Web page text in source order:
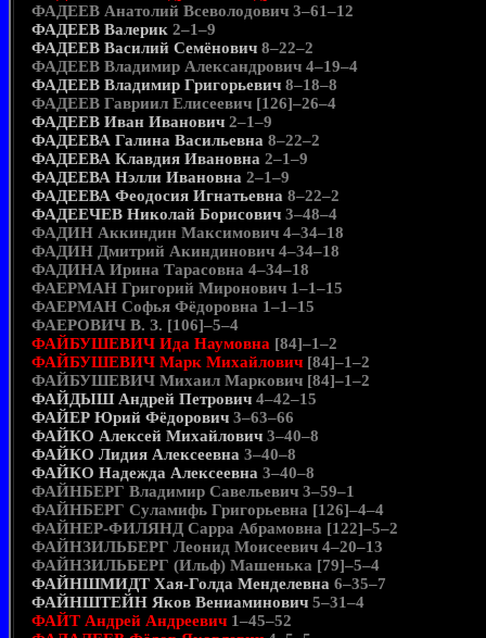
ФАДЕЕВ Анатолий Всеволодович 3–61–12
ФАДЕЕВ Валерик 2–1–9
ФАДЕЕВ Василий Семёнович 8–22–2
ФАДЕЕВ Владимир Александрович 4–19–4
ФАДЕЕВ Владимир Григорьевич 8–18–8
ФАДЕЕВ Гавриил Елисеевич [126]–26–4
ФАДЕЕВ Иван Иванович 2–1–9
ФАДЕЕВА Галина Васильевна 8–22–2
ФАДЕЕВА Клавдия Ивановна 2–1–9
ФАДЕЕВА Нэлли Ивановна 2–1–9
ФАДЕЕВА Феодосия Игнатьевна 8–22–2
ФАДЕЕЧЕВ Николай Борисович 3–48–4
ФАДИН Аккиндин Максимович 4–34–18
ФАДИН Дмитрий Акиндинович 4–34–18
ФАДИНА Ирина Тарасовна 4–34–18
ФАЕРМАН Григорий Миронович 1–1–15
ФАЕРМАН Софья Фёдоровна 1–1–15
ФАЕРОВИЧ В. З. [106]–5–4
ФАЙБУШЕВИЧ Ида Наумовна [84]–1–2
ФАЙБУШЕВИЧ Марк Михайлович [84]–1–2
ФАЙБУШЕВИЧ Михаил Маркович [84]–1–2
ФАЙДЫШ Андрей Петрович 4–42–15
ФАЙЕР Юрий Фёдорович 3–63–66
ФАЙКО Алексей Михайлович 3–40–8
ФАЙКО Лидия Алексеевна 3–40–8
ФАЙКО Надежда Алексеевна 3–40–8
ФАЙНБЕРГ Владимир Савельевич 3–59–1
ФАЙНБЕРГ Суламифь Григорьевна [126]–4–4
ФАЙНЕР-ФИЛЯНД Сарра Абрамовна [122]–5–2
ФАЙНЗИЛЬБЕРГ Леонид Моисеевич 4–20–13
ФАЙНЗИЛЬБЕРГ (Ильф) Машенька [79]–5–4
ФАЙНШМИДТ Хая-Голда Менделевна 6–35–7
ФАЙНШТЕЙН Яков Вениаминович 5–31–4
ФАЙТ Андрей Андреевич 1–45–52